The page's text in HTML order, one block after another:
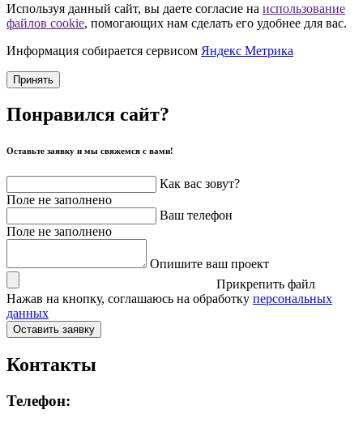
Используя данный сайт, вы даете согласие на использование
файлов cookie, помогающих нам сделать его удобнее для вас.
Информация собирается сервисом Яндекс Метрика
Принять
Понравился сайт?
Оставьте заявку и мы свяжемся с вами!
Как вас зовут?
Поле не заполнено
Ваш телефон
Поле не заполнено
Опишите ваш проект
Прикрепить файл
Нажав на кнопку, соглашаюсь на обработку персональных
данных
Оставить заявку
Контакты
Телефон: